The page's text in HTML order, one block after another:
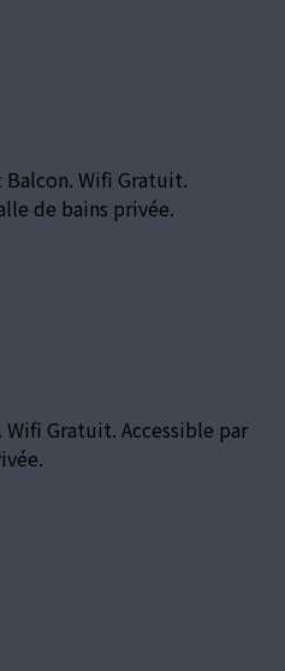
Balcon. Wifi Gratuit.
de bains privée.
Gratuit. Accessible par